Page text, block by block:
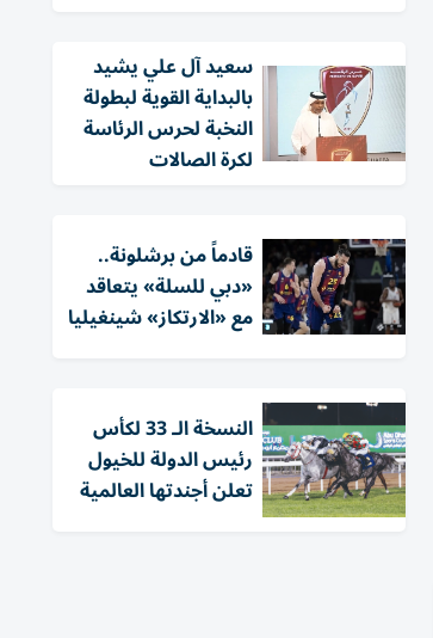
سعيد آل علي يشيد
بالبداية القوية لبطولة
النخبة لحرس الرئاسة
لكرة الصالات
قادماً من برشلونة..
«دبي للسلة» يتعاقد
مع «الارتكاز» شينغيليا
النسخة الـ 33 لكأس
رئيس الدولة للخيول
تعلن أجندتها العالمية